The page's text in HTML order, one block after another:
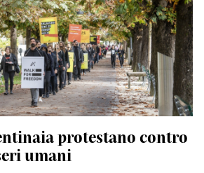
protestano contro
umani